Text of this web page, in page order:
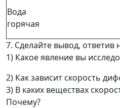
Вода
горячая
7. Сделайте вывод, ответив
1) Какое явление вы
2) Как зависит скорость
3) В каких веществах
Почему?